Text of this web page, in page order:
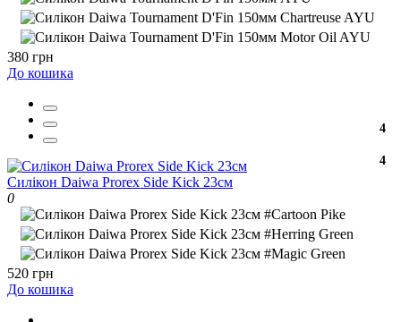
380 грн
До кошика
4
4
Силікон Daiwa Prorex Side Kick 23см
0
520 грн
До кошика